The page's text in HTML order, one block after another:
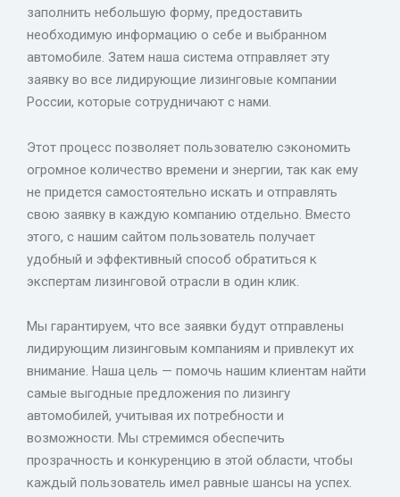
заполнить небольшую форму, предоставить
необходимую информацию о себе и выбранном
автомобиле. Затем наша система отправляет эту
заявку во все лидирующие лизинговые компании
России, которые сотрудничают с нами.
Этот процесс позволяет пользователю сэкономить
огромное количество времени и энергии, так как ему
не придется самостоятельно искать и отправлять
свою заявку в каждую компанию отдельно. Вместо
этого, с нашим сайтом пользователь получает
удобный и эффективный способ обратиться к
экспертам лизинговой отрасли в один клик.
Мы гарантируем, что все заявки будут отправлены
лидирующим лизинговым компаниям и привлекут их
внимание. Наша цель — помочь нашим клиентам найти
самые выгодные предложения по лизингу
автомобилей, учитывая их потребности и
возможности. Мы стремимся обеспечить
прозрачность и конкуренцию в этой области, чтобы
каждый пользователь имел равные шансы на успех.